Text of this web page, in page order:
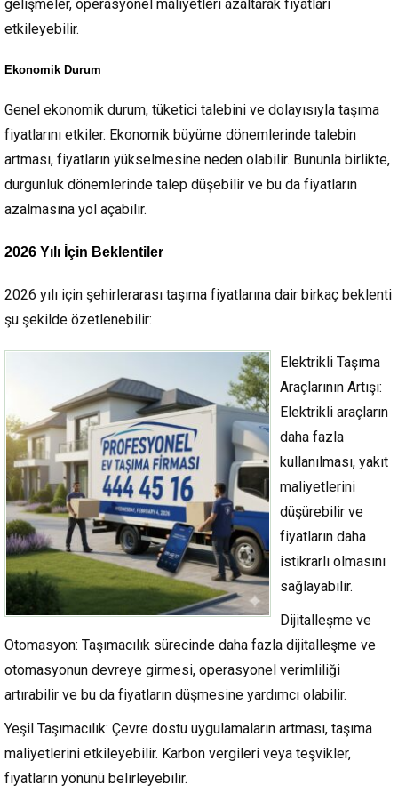
gelişmeler, operasyonel maliyetleri azaltarak fiyatları
etkileyebilir.
Ekonomik Durum
Genel ekonomik durum, tüketici talebini ve dolayısıyla taşıma
fiyatlarını etkiler. Ekonomik büyüme dönemlerinde talebin
artması, fiyatların yükselmesine neden olabilir. Bununla birlikte,
durgunluk dönemlerinde talep düşebilir ve bu da fiyatların
azalmasına yol açabilir.
2026 Yılı İçin Beklentiler
2026 yılı için şehirlerarası taşıma fiyatlarına dair birkaç beklenti
şu şekilde özetlenebilir:
Elektrikli Taşıma
Araçlarının Artışı:
Elektrikli araçların
daha fazla
kullanılması, yakıt
maliyetlerini
düşürebilir ve
fiyatların daha
istikrarlı olmasını
sağlayabilir.
Dijitalleşme ve
Otomasyon: Taşımacılık sürecinde daha fazla dijitalleşme ve
otomasyonun devreye girmesi, operasyonel verimliliği
artırabilir ve bu da fiyatların düşmesine yardımcı olabilir.
Yeşil Taşımacılık: Çevre dostu uygulamaların artması, taşıma
maliyetlerini etkileyebilir. Karbon vergileri veya teşvikler,
fiyatların yönünü belirleyebilir.